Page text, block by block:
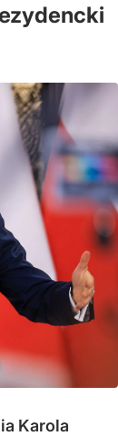
Karola